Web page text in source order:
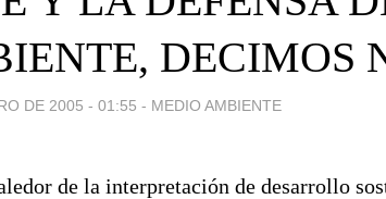
DECIMOS
DE 2005 - 01:55 - MEDIO AMBIENTE
de la interpretación de desarrollo